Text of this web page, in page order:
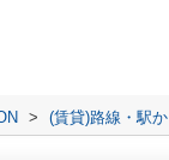
> (賃貸)路線・駅